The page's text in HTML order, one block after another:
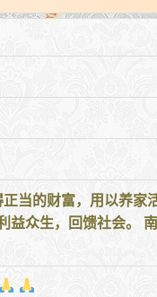
当的财富，用以养家
众生，回馈社会。 南